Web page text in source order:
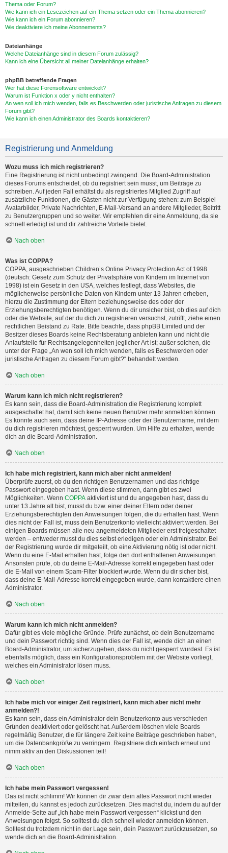
Thema oder Forum?
Wie kann ich ein Lesezeichen auf ein Thema setzen oder ein Thema abonnieren?
Wie kann ich ein Forum abonnieren?
Wie deaktiviere ich meine Abonnements?
Dateianhänge
Welche Dateianhänge sind in diesem Forum zulässig?
Kann ich eine Übersicht all meiner Dateianhänge erhalten?
phpBB betreffende Fragen
Wer hat diese Forensoftware entwickelt?
Warum ist Funktion x oder y nicht enthalten?
An wen soll ich mich wenden, falls es Beschwerden oder juristische Anfragen zu diesem
Forum gibt?
Wie kann ich einen Administrator des Boards kontaktieren?
Registrierung und Anmeldung
Wozu muss ich mich registrieren?
Eine Registrierung ist nicht unbedingt zwingend. Die Board-Administration
dieses Forums entscheidet, ob du registriert sein musst, um Beiträge zu
schreiben. Auf jeden Fall erhältst du als registriertes Mitglied Zugriff auf
zusätzliche Funktionen, die Gästen nicht zur Verfügung stehen: zum Beispiel
Avatarbilder, Private Nachrichten, E-Mail-Versand an andere Mitglieder, Beitritt
zu Benutzergruppen und so weiter. Wir empfehlen dir eine Anmeldung, da sie
schnell erledigt ist und dir zahlreiche Vorteile bietet.
Nach oben
Was ist COPPA?
COPPA, ausgeschrieben Children’s Online Privacy Protection Act of 1998
(deutsch: Gesetz zum Schutz der Privatsphäre von Kindern im Internet von
1998) ist ein Gesetz in den USA, welches festlegt, dass Websites, die
möglicherweise persönliche Daten von Kindern unter 13 Jahren erheben,
hierzu die Zustimmung der Eltern beziehungsweise des oder der
Erziehungsberechtigten benötigen. Wenn du dir unsicher bist, ob dies auf dich
oder die Website, auf der du dich zu registrieren versuchst, zutrifft, ziehe einen
rechtlichen Beistand zu Rate. Bitte beachte, dass phpBB Limited und der
Besitzer dieses Boards keine Rechtsberatung anbieten kann und nicht die
Anlaufstelle für Rechtsangelegenheiten jeglicher Art ist; außer solchen, die
unter der Frage „An wen soll ich mich wenden, falls es Beschwerden oder
juristische Anfragen zu diesem Forum gibt?“ behandelt werden.
Nach oben
Warum kann ich mich nicht registrieren?
Es kann sein, dass die Board-Administration die Registrierung komplett
ausgeschaltet hat, damit sich keine neuen Benutzer mehr anmelden können.
Es könnte auch sein, dass deine IP-Adresse oder der Benutzername, mit dem
du dich registrieren möchtest, gesperrt wurden. Um Hilfe zu erhalten, wende
dich an die Board-Administration.
Nach oben
Ich habe mich registriert, kann mich aber nicht anmelden!
Überprüfe zuerst, ob du den richtigen Benutzernamen und das richtige
Passwort eingegeben hast. Wenn diese stimmen, dann gibt es zwei
Möglichkeiten. Wenn COPPA aktiviert ist und du angegeben hast, dass du
unter 13 Jahre alt bist, musst du bzw. einer deiner Eltern oder deiner
Erziehungsberechtigten den Anweisungen folgen, die du erhalten hast. Wenn
dies nicht der Fall ist, muss dein Benutzerkonto vielleicht aktiviert werden. Bei
einigen Boards müssen alle neu angemeldeten Mitglieder erst freigeschaltet
werden – entweder musst du dies selbst erledigen oder ein Administrator. Bei
der Registrierung wurde dir mitgeteilt, ob eine Aktivierung nötig ist oder nicht.
Wenn du eine E-Mail erhalten hast, folge den dort enthaltenen Anweisungen.
Ansonsten prüfe, ob du deine E-Mail-Adresse korrekt eingegeben hast oder
die E-Mail von einem Spam-Filter blockiert wurde. Wenn du dir sicher bist,
dass deine E-Mail-Adresse korrekt eingegeben wurde, dann kontaktiere einen
Administrator.
Nach oben
Warum kann ich mich nicht anmelden?
Dafür gibt es viele mögliche Gründe. Prüfe zunächst, ob dein Benutzername
und dein Passwort richtig sind. Wenn dies der Fall ist, wende dich an einen
Board-Administrator, um sicherzugehen, dass du nicht gesperrt wurdest. Es ist
ebenfalls möglich, dass ein Konfigurationsproblem mit der Website vorliegt,
welches ein Administrator lösen muss.
Nach oben
Ich habe mich vor einiger Zeit registriert, kann mich aber nicht mehr
anmelden?!
Es kann sein, dass ein Administrator dein Benutzerkonto aus verschieden
Gründen deaktiviert oder gelöscht hat. Außerdem löschen viele Boards
regelmäßig Benutzer, die für längere Zeit keine Beiträge geschrieben haben,
um die Datenbankgröße zu verringern. Registriere dich einfach erneut und
nimm aktiv an den Diskussionen teil!
Nach oben
Ich habe mein Passwort vergessen!
Das ist nicht schlimm! Wir können dir zwar dein altes Passwort nicht wieder
mitteilen, du kannst es jedoch zurücksetzen. Dies machst du, indem du auf der
Anmelde-Seite auf „Ich habe mein Passwort vergessen“ klickst und den
Anweisungen folgst. So solltest du dich schnell wieder anmelden können.
Solltest du trotzdem nicht in der Lage sein, dein Passwort zurückzusetzen, so
wende dich an die Board-Administration.